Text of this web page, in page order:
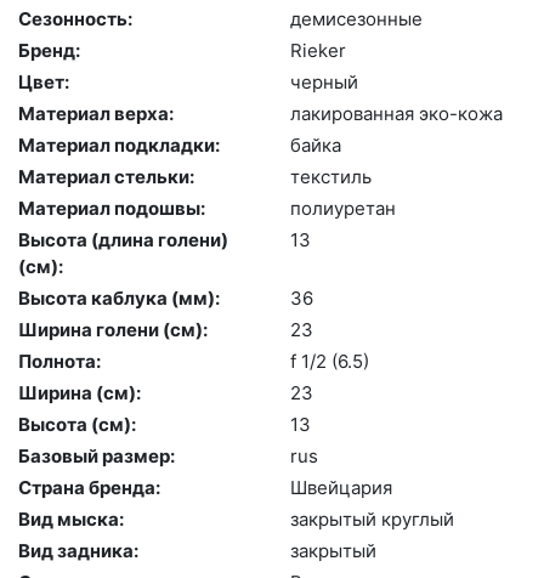
Сезонность:
де­мисе­зон­ные
Бренд:
Ri­eker
Цвет:
чер­ный
Материал верха:
ла­киро­ван­ная эко-ко­жа
Материал подкладки:
бай­ка
Материал стельки:
текс­тиль
Материал подошвы:
по­ли­уре­тан
Высота (длина голени)
(cм):
13
Высота каблука (мм):
36
Ширина голени (см):
23
Полнота:
f 1/2 (6.5)
Ширина (см):
23
Высота (cм):
13
Базовый размер:
rus
Страна бренда:
Швей­ца­рия
Вид мыска:
зак­ры­тый круг­лый
Вид задника:
зак­ры­тый